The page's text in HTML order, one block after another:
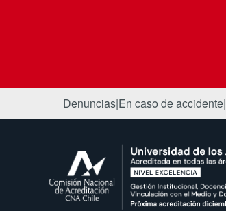
Denuncias|En caso de accidente|